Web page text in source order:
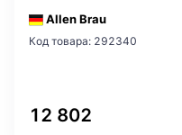
Allen Brau
Код товара: 292340
12 802